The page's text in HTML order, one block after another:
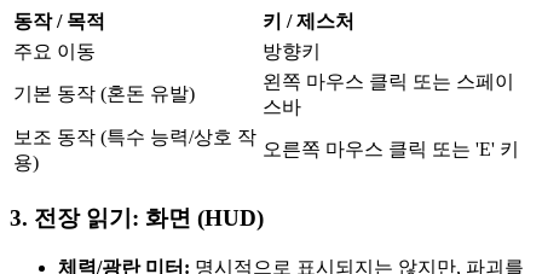
동작 / 목적
키 / 제스처
주요 이동
방향키
기본 동작 (혼돈 유발)
왼쪽 마우스 클릭 또는 스페이
스바
보조 동작 (특수 능력/상호 작
용)
오른쪽 마우스 클릭 또는 'E' 키
3. 전장 읽기: 화면 (HUD)
체력/광란 미터: 명시적으로 표시되지는 않지만, 파괴를